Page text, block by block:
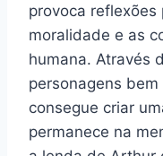
provoca
moralidade e as
humana. Através
personagens
consegue criar
permanece na